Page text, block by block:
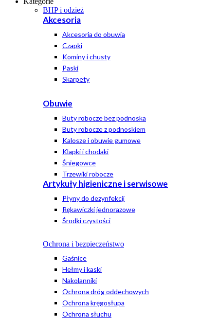
BHP i odzież
Akcesoria
Akcesoria do obuwia
Czapki
Kominy i chusty
Paski
Skarpety
Obuwie
Buty robocze bez podnoska
Buty robocze z podnoskiem
Kalosze i obuwie gumowe
Klapki i chodaki
Śniegowce
Trzewiki robocze
Artykuły higieniczne i serwisowe
Płyny do dezynfekcji
Rękawiczki jednorazowe
Środki czystości
Ochrona i bezpieczeństwo
Gaśnice
Hełmy i kaski
Nakolanniki
Ochrona dróg oddechowych
Ochrona kręgosłupa
Ochrona słuchu